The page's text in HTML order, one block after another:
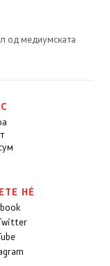
од медиумската
НÉ